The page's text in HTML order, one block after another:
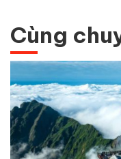
Cùng